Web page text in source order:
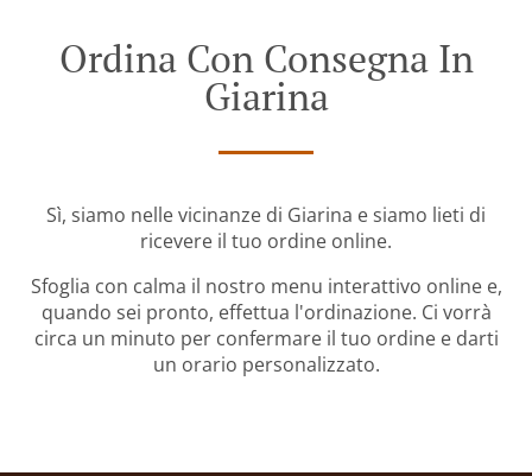
Ordina Con Consegna In
Giarina
Sì, siamo nelle vicinanze di Giarina e siamo lieti di
ricevere il tuo ordine online.
Sfoglia con calma il nostro menu interattivo online e,
quando sei pronto, effettua l'ordinazione. Ci vorrà
circa un minuto per confermare il tuo ordine e darti
un orario personalizzato.